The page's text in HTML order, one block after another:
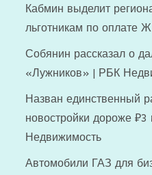
Кабмин выделит
льготникам по оплате
Собянин рассказал о
«Лужников» | РБК
Назван единственный
новостройки дороже
Недвижимость
Автомобили ГАЗ для